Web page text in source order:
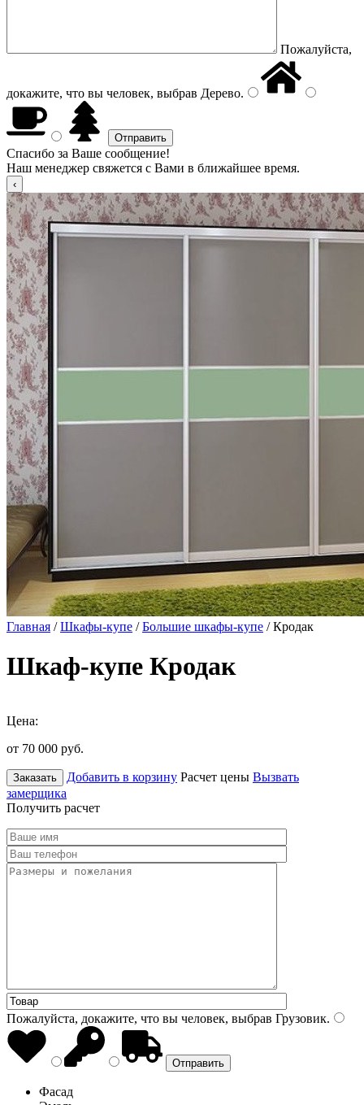
Пожалуйста,
докажите, что вы человек, выбрав Дерево.
Спасибо за Ваше сообщение!
Наш менеджер свяжется с Вами в ближайшее время.
Главная /Шкафы-купе /Большие шкафы-купе / Кродак
Шкаф-купе Кродак
Цена:
от 70 000 руб.
Заказать Добавить в корзину Расчет цены Вызвать
замерщика
Получить расчет
Пожалуйста, докажите, что вы человек, выбрав Грузовик.
Фасад